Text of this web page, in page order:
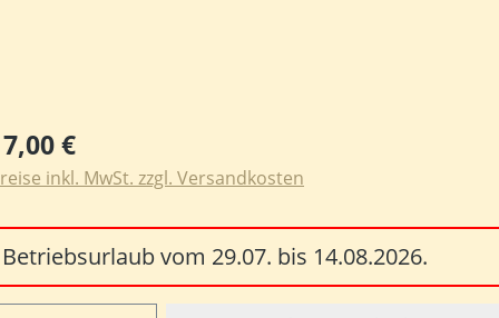
Preis:
€
inkl. MwSt. zzgl. Versandkosten
Betriebsurlaub vom 29.07. bis 14.08.2026.